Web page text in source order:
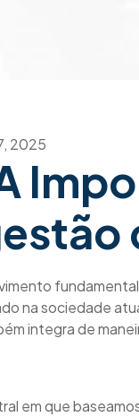
2025
na sociedade
integra de
em que